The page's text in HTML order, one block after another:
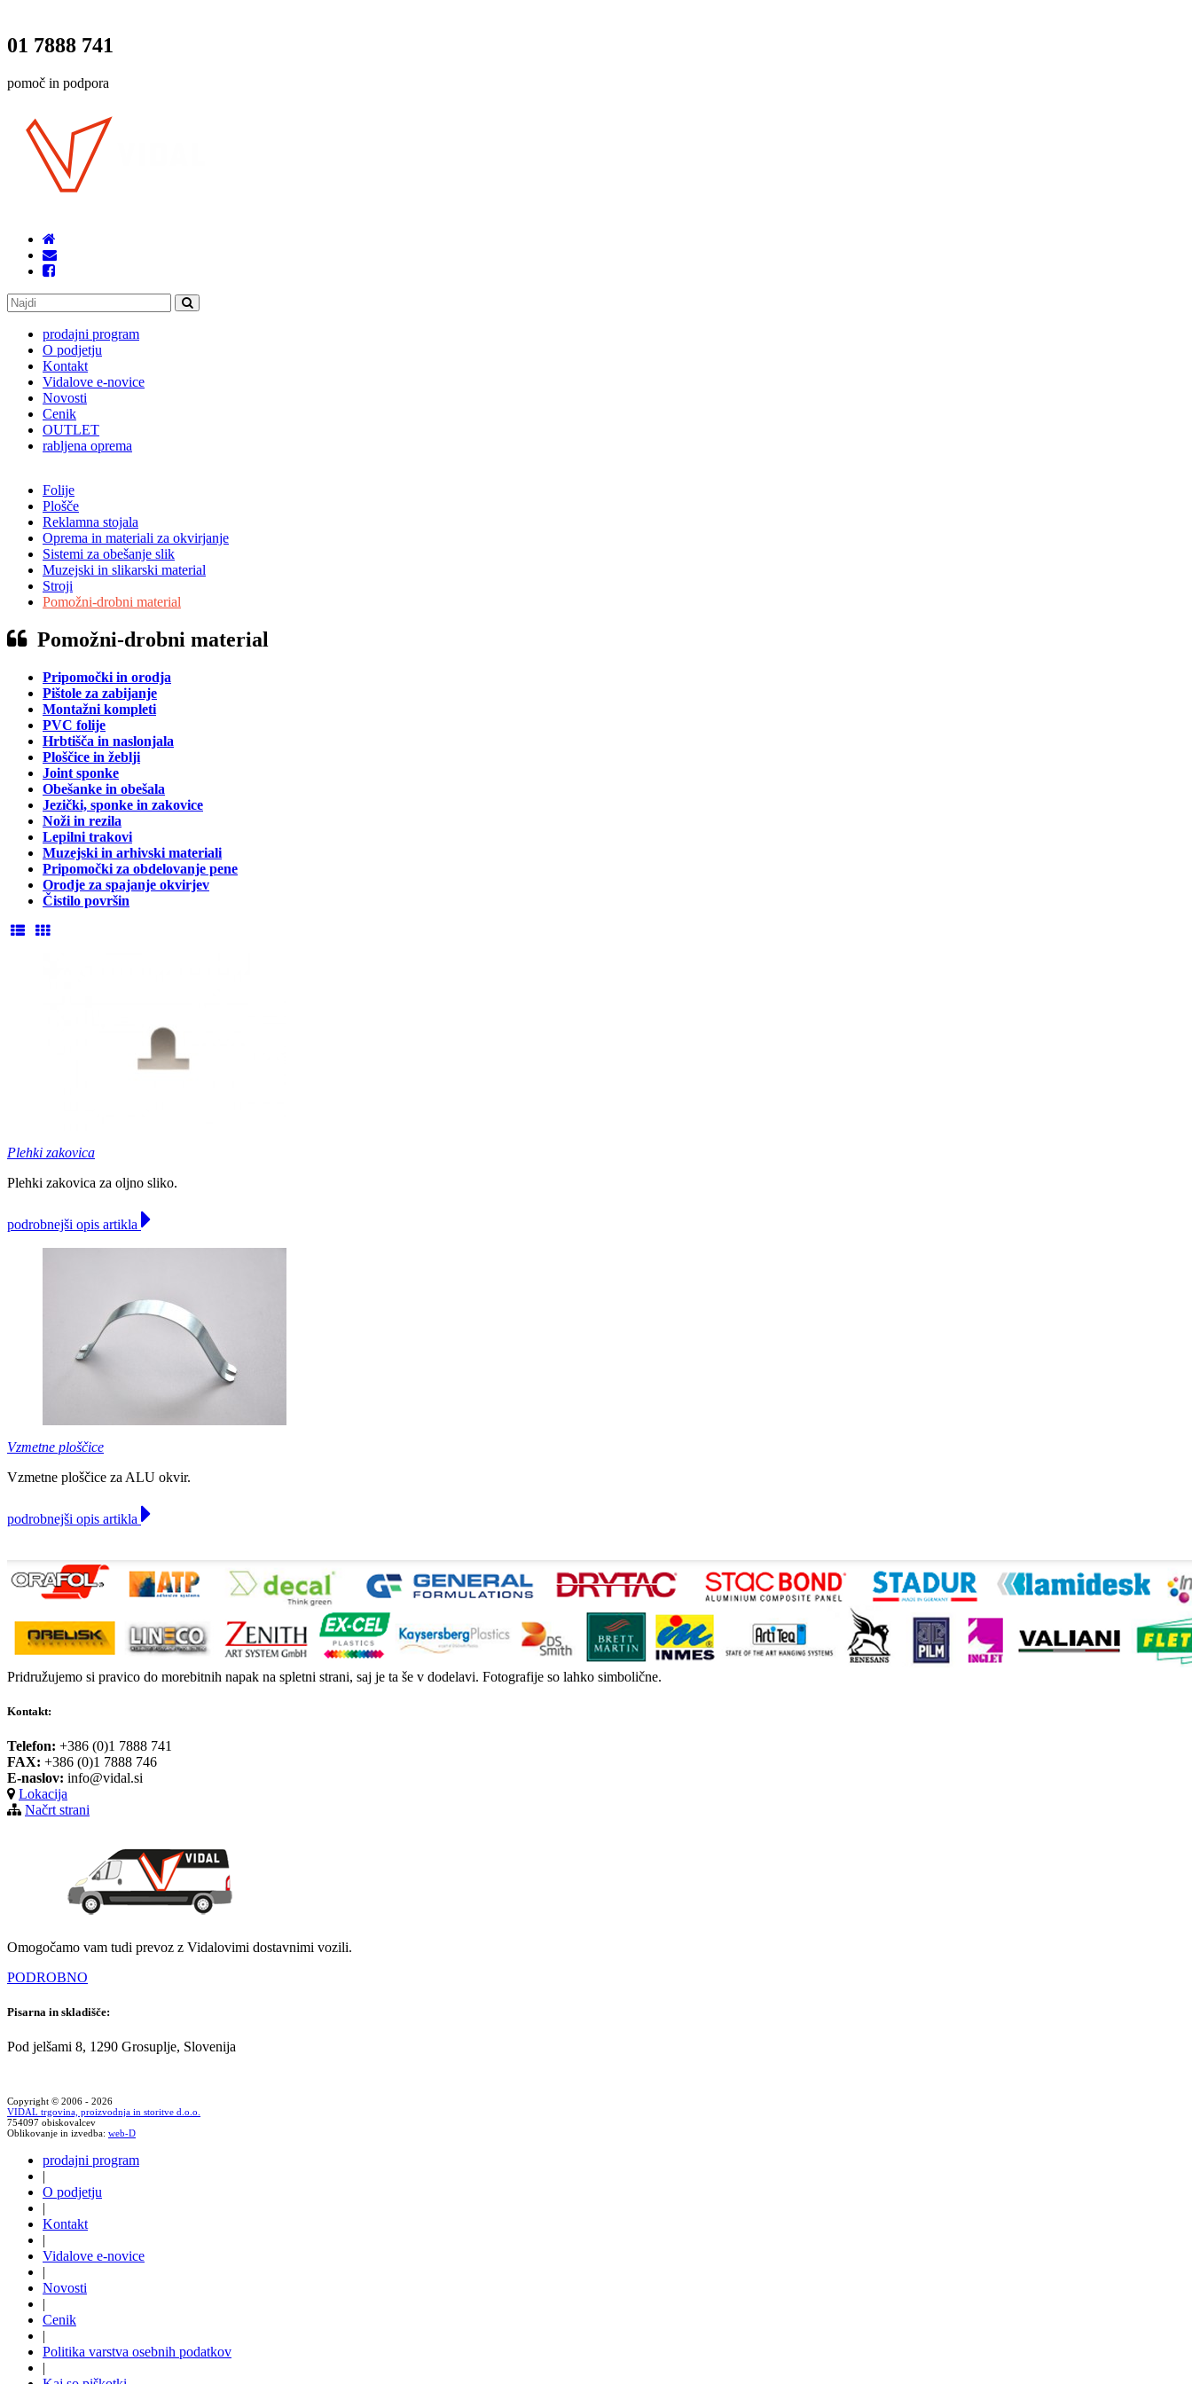
01 7888 741
pomoč in podpora
prodajni program
O podjetju
Kontakt
Vidalove e-novice
Novosti
Cenik
OUTLET
rabljena oprema
Folije
Plošče
Reklamna stojala
Oprema in materiali za okvirjanje
Sistemi za obešanje slik
Muzejski in slikarski material
Stroji
Pomožni-drobni material
Pomožni-drobni material
Pripomočki in orodja
Pištole za zabijanje
Montažni kompleti
PVC folije
Hrbtišča in naslonjala
Ploščice in žeblji
Joint sponke
Obešanke in obešala
Jezički, sponke in zakovice
Noži in rezila
Lepilni trakovi
Muzejski in arhivski materiali
Pripomočki za obdelovanje pene
Orodje za spajanje okvirjev
Čistilo površin
Plehki zakovica
Plehki zakovica za oljno sliko.
podrobnejši opis artikla
Vzmetne ploščice
Vzmetne ploščice za ALU okvir.
podrobnejši opis artikla
Pridružujemo si pravico do morebitnih napak na spletni strani, saj je ta še v dodelavi. Fotografije so lahko simbolične.
Kontakt:
Telefon: +386 (0)1 7888 741
FAX: +386 (0)1 7888 746
E-naslov: info@vidal.si
Lokacija
Načrt strani
Omogočamo vam tudi prevoz z Vidalovimi dostavnimi vozili.
PODROBNO
Pisarna in skladišče:
Pod jelšami 8, 1290 Grosuplje, Slovenija
Copyright © 2006 - 2026
VIDAL trgovina, proizvodnja in storitve d.o.o.
754097 obiskovalcev
Oblikovanje in izvedba: web-D
prodajni program
|
O podjetju
|
Kontakt
|
Vidalove e-novice
|
Novosti
|
Cenik
|
Politika varstva osebnih podatkov
|